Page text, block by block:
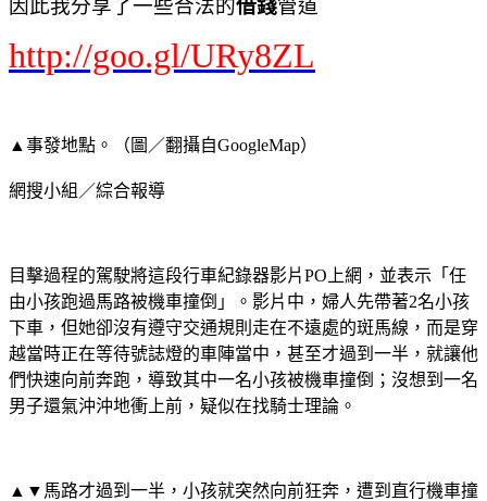
因此我分享了一些合法的借錢管道
http://goo.gl/URy8ZL
▲事發地點。（圖／翻攝自GoogleMap）
網搜小組／綜合報導
目擊過程的駕駛將這段行車紀錄器影片PO上網，並表示「任
由小孩跑過馬路被機車撞倒」。影片中，婦人先帶著2名小孩
下車，但她卻沒有遵守交通規則走在不遠處的斑馬線，而是穿
越當時正在等待號誌燈的車陣當中，甚至才過到一半，就讓他
們快速向前奔跑，導致其中一名小孩被機車撞倒；沒想到一名
男子還氣沖沖地衝上前，疑似在找騎士理論。
▲▼馬路才過到一半，小孩就突然向前狂奔，遭到直行機車撞